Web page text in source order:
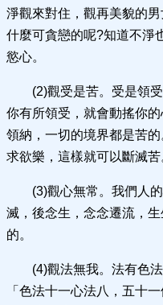
淨觀來對住，觀再美貌的
什麼可貪戀的呢?知道不淨
慾心。
(2)觀受是苦。受是領
你有所領受，就會動搖你
領納，一切的境界都是苦
求欲樂，這樣就可以斷滅苦
(3)觀心無常。我們人
滅，後念生，念念遷流，
的。
(4)觀法無我。法有色
「色法十一心法八，五十